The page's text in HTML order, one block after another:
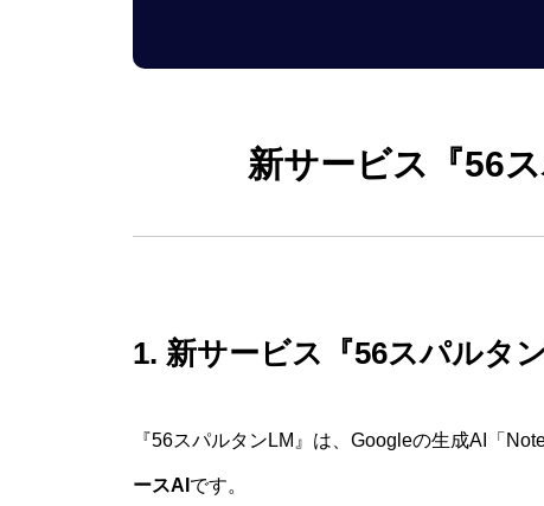
新サービス『56
1. 新サービス『56スパルタ
『56スパルタンLM』は、Googleの生成AI「
ースAI です。